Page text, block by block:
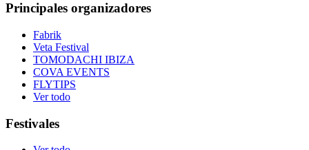
Principales organizadores
Fabrik
Veta Festival
TOMODACHI IBIZA
COVA EVENTS
FLYTIPS
Ver todo
Festivales